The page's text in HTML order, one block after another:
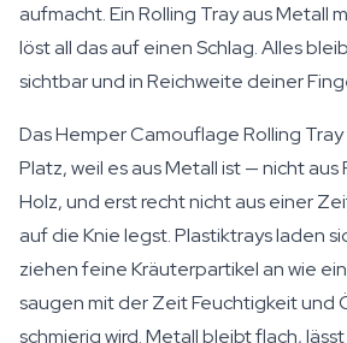
aufmacht. Ein Rolling Tray aus Metall
löst all das auf einen Schlag. Alles
sichtbar und in Reichweite deiner
Das Hemper Camouflage Rolling
Platz, weil es aus Metall ist — nicht aus
Holz, und erst recht nicht aus einer
auf die Knie legst. Plastiktrays laden
ziehen feine Kräuterpartikel an wie
saugen mit der Zeit Feuchtigkeit und
schmierig wird. Metall bleibt flach,